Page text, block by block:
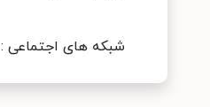
شبکه های اجتماعی :